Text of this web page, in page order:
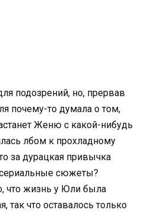
подозрений, но, прервав
почему-то думала о том,
Женю с какой-нибудь
лбом к прохладному
за дурацкая привычка
сюжеты?
что жизнь у Юли была
так что оставалось только